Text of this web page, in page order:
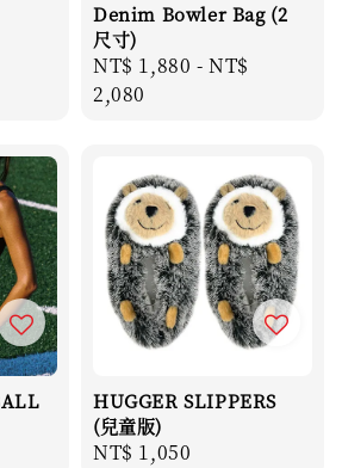
Denim Bowler Bag (2
尺寸)
Regular
price
NT$ 1,880 -NT$
2,080
HUGGER SLIPPERS
(兒童版)
Regular
NT$ 1,050